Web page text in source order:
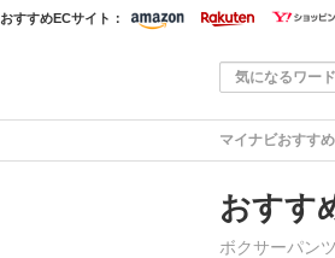
おすすめECサイト：
マイナビおすす
おすす
ボクサーパン